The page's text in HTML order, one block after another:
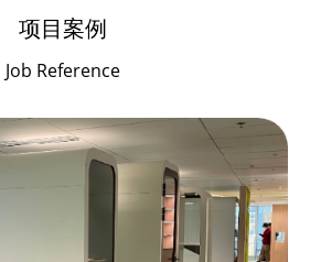
项目案例
Job Reference